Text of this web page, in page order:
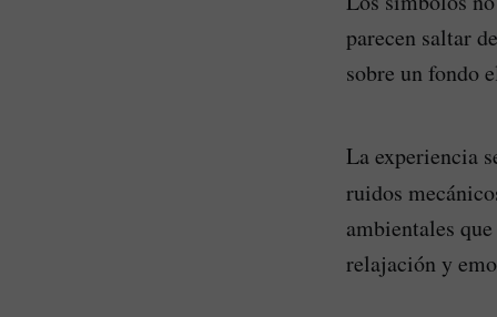
parecen saltar
sobre un fondo
La experiencia
ruidos
ambientales
relajación y